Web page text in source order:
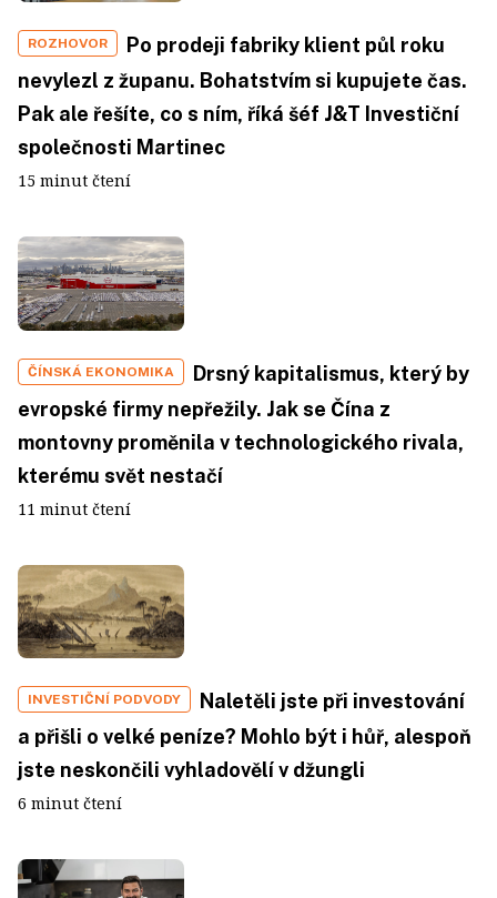
ROZHOVOR
Po prodeji fabriky klient půl roku
nevylezl z županu. Bohatstvím si kupujete čas.
Pak ale řešíte, co s ním, říká šéf J&T Investiční
společnosti Martinec
15 minut čtení
ČÍNSKÁ EKONOMIKA
Drsný kapitalismus, který by
evropské firmy nepřežily. Jak se Čína z
montovny proměnila v technologického rivala,
kterému svět nestačí
11 minut čtení
INVESTIČNÍ PODVODY
Naletěli jste při investování
a přišli o velké peníze? Mohlo být i hůř, alespoň
jste neskončili vyhladovělí v džungli
6 minut čtení